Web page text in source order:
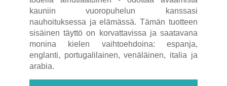
kauniin vuoropuhelun kanssasi
nauhoituksessa ja elämässä. Tämän tuotteen
sisäinen täyttö on korvattavissa ja saatavana
monina kielen vaihtoehdoina: espanja,
englanti, portugalilainen, venäläinen, italia ja
arabia.